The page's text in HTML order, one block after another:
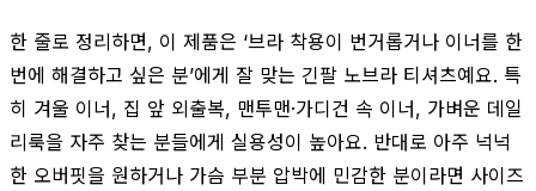
한 줄로 정리하면, 이 제품은 ‘브라 착용이 번거롭거나 이너를 한
번에 해결하고 싶은 분’에게 잘 맞는 긴팔 노브라 티셔츠예요. 특
히 겨울 이너, 집 앞 외출복, 맨투맨·가디건 속 이너, 가벼운 데일
리룩을 자주 찾는 분들에게 실용성이 높아요. 반대로 아주 넉넉
한 오버핏을 원하거나 가슴 부분 압박에 민감한 분이라면 사이즈